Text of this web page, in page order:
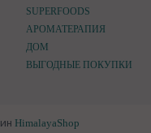
SUPERFOODS
АРОМАТЕРАПИЯ
ДОМ
ВЫГОДНЫЕ ПОКУПКИ
HimalayaShop